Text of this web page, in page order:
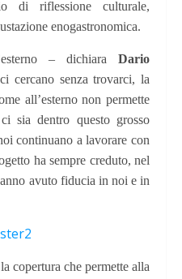
di riflessione culturale,
enogastronomica.
– dichiara Dario
cercano senza trovarci, la
all’esterno non permette
sia dentro questo grosso
continuano a lavorare con
ha sempre creduto, nel
avuto fiducia in noi e in
copertura che permette alla